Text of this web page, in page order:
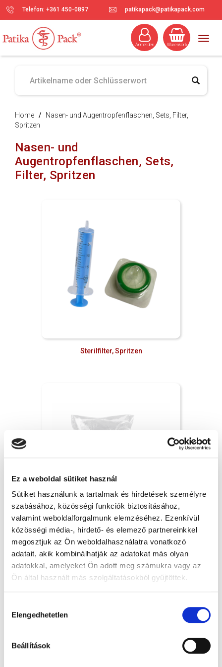
Ez a weboldal sütiket használ
Sütiket használunk a tartalmak és hirdetések személyre
szabásához, közösségi funkciók biztosításához,
valamint weboldalforgalmunk elemzéséhez. Ezenkívül
közösségi média-, hirdető- és elemező partnereinkkel
megosztjuk az Ön weboldalhasználatra vonatkozó
adatait, akik kombinálhatják az adatokat más olyan
adatokkal, amelyeket Ön adott meg számukra vagy az
Ön által használt más szolgáltatásokból gyűjtöttek.
kiválasztása
Elengedhetetlen
Beállítások
Telefon: +361 450-0897 patikapack@patikapack.com
Warenkorb
Anmelden
Home /
Nasen- und Augentropfenflaschen, Sets, Filter,
Spritzen
Nasen- und
Augentropfenflaschen, Sets,
Filter, Spritzen
Sterilfilter, Spritzen
Augen Tropfen Dosierflaschen